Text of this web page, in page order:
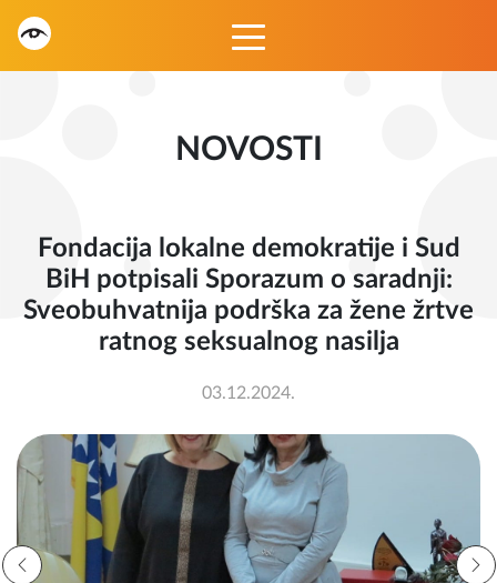
NOVOSTI
Fondacija lokalne demokratije i Sud
BiH potpisali Sporazum o saradnji:
Sveobuhvatnija podrška za žene žrtve
ratnog seksualnog nasilja
03.12.2024.